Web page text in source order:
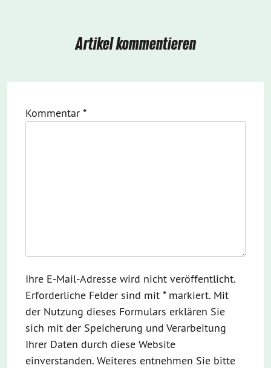
Artikel kommentieren
Kommentar *
Ihre E-Mail-Adresse wird nicht veröffentlicht.
Erforderliche Felder sind mit * markiert. Mit
der Nutzung dieses Formulars erklären Sie
sich mit der Speicherung und Verarbeitung
Ihrer Daten durch diese Website
einverstanden. Weiteres entnehmen Sie bitte